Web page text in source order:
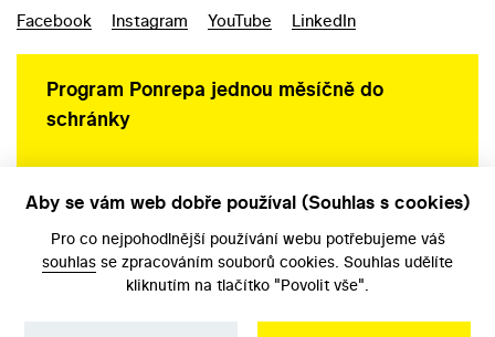
Facebook Instagram YouTube LinkedIn
Program Ponrepa jednou měsíčně do
schránky
Aby se vám web dobře používal (Souhlas s cookies)
Pro co nejpohodlnější používání webu potřebujeme váš
souhlas se zpracováním souborů cookies. Souhlas udělíte
kliknutím na tlačítko "Povolit vše".